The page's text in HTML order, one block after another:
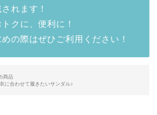
れます！
クに、便利に！
の際はぜひご利用ください！
商品
に合わせて履きたいサンダル♪